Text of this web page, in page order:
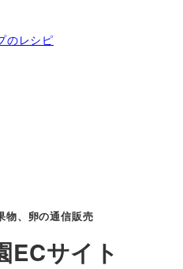
のレシピ
物、卵の通信販売
ECサイト